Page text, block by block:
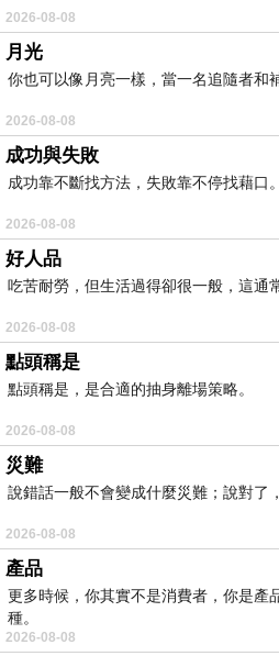
2026-08-08
月光
你也可以像月亮一樣，當一名追隨者和
2026-08-08
成功與失敗
成功靠不斷找方法，失敗靠不停找藉口。
2026-08-08
好人品
吃苦耐勞，但生活過得卻很一般，這通
2026-08-08
點頭稱是
點頭稱是，是合適的抽身離場策略。
2026-08-08
災難
說錯話一般不會變成什麼災難；說對了
2026-08-08
產品
更多時候，你其實不是消費者，你是產
種。
2026-08-08